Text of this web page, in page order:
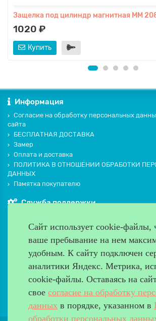
Защелка под цилиндр магнитная ММ
1020 ₽
Купить
Информация
Согласие на обработку персональных
сайта
БЕСПЛАТНАЯ ДОСТАВКА
Замер
Оплата и доставка
ПОЛИТИКА В ОТНОШЕНИИ ОБРАБОТКИ
ДАННЫХ
Памятка покупателю
Служба поддержки
Производители
Дополнительно
Наш адрес
Работаем с 9:00 до 20:00
8 (499) 685-33-26
Сайт использует cookie-файлы,
ваше пребывание на нем
удобным. К cайту подключен
аналитики Яндекс. Метрика,
cookie-файлы. Оставаясь на
свое согласие на обработку
данных в порядке, указанном в
обработки персональных